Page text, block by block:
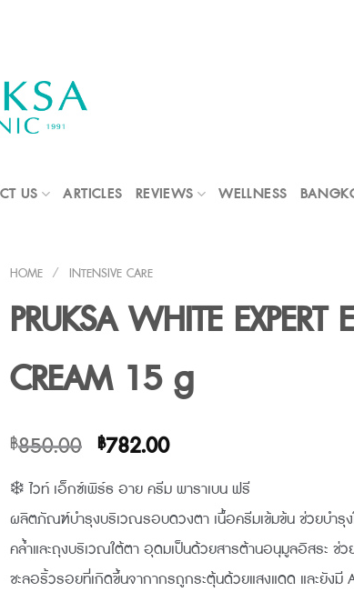
US ARTICLES REVIEWS WELLNESS
HOME / INTENSIVE CARE
PRUKSA WHITE EXPERT
CREAM 15 g
฿850.00 Original
price
was:
฿850.00.
฿782.00Current
is:
฿782.00.
❄️ ไวท์ เอ็กซ์เพิร์ธ อาย ครีม พาราเบน ฟรี
ผลิตภัณฑ์บำรุงบริเวณรอบดวงตา เนื้อครีมเข้มข้น ช่วยบำรุ
คล้ำและถุงบริเวณใต้ตา อุดมเป็นด้วยสารต้านอนุมูลอิสระ ช่
ชะลอริ้วรอยที่เกิดขึ้นจากากรถูกระตุ้นด้วยแสงแดด และยังมี